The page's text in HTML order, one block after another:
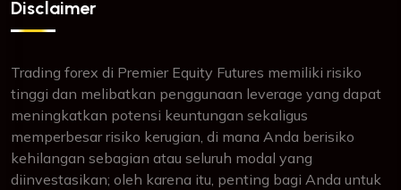
Disclaimer
Trading forex di Premier Equity Futures memiliki risiko
tinggi dan melibatkan penggunaan leverage yang dapat
meningkatkan potensi keuntungan sekaligus
memperbesar risiko kerugian, di mana Anda berisiko
kehilangan sebagian atau seluruh modal yang
diinvestasikan; oleh karena itu, penting bagi Anda untuk